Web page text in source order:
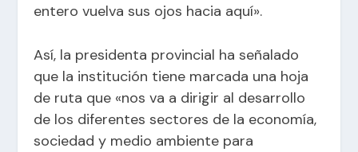
entero vuelva sus ojos hacia aquí».
Así, la presidenta provincial ha señalado
que la institución tiene marcada una hoja
de ruta que «nos va a dirigir al desarrollo
de los diferentes sectores de la economía,
sociedad y medio ambiente para